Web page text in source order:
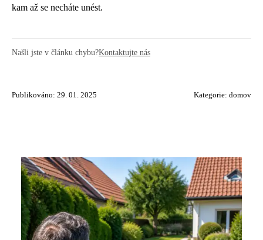
kam až se necháte unést.
Našli jste v článku chybu?Kontaktujte nás
Publikováno: 29. 01. 2025 Kategorie: domov